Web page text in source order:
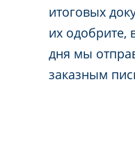
итоговых
их одобрите,
дня мы
заказным